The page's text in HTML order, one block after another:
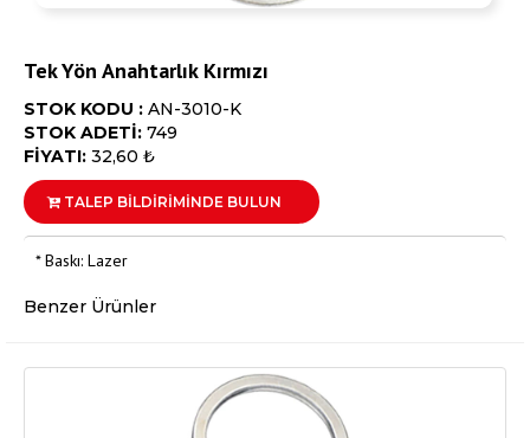
Tek Yön Anahtarlık Kırmızı
STOK KODU : AN-3010-K
STOK ADETİ: 749
FİYATI: 32,60 ₺
TALEP BİLDİRİMİNDE BULUN
* Baskı: Lazer
Benzer Ürünler